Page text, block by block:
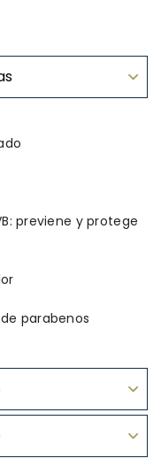
previene y protege
parabenos